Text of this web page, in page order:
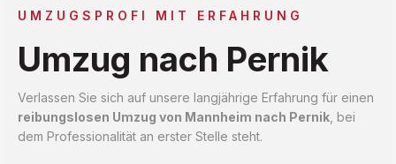
UMZUGSPROFI MIT ERFAHRUNG
Umzug nach Pernik
Verlassen Sie sich auf unsere langjährige Erfahrung für einen
reibungslosen Umzug von Mannheim nach Pernik , bei
dem Professionalität an erster Stelle steht.